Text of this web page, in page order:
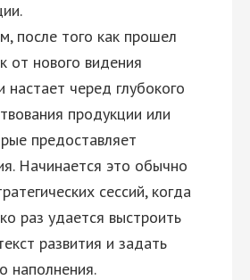
после того как прошел
от нового видения
настает черед глубокого
продукции или
предоставляет
Начинается это обычно
сессий, когда
раз удается выстроить
развития и задать
наполнения.